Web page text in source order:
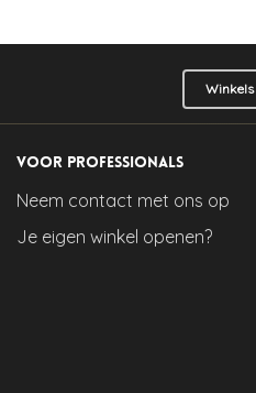
Winkels
Voor professionals
Neem contact met ons op
Je eigen winkel openen?